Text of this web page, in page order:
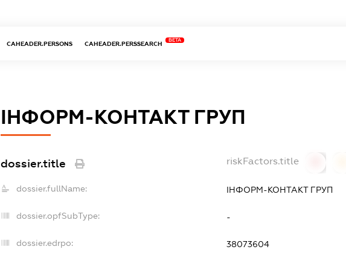
CAHEADER.PERSONS CAHEADER.PERSSEARCH
BETA
ІНФОРМ-КОНТАКТ ГРУП
dossier.title riskFactors.title
dossier.fullName: ІНФОРМ-КОНТАКТ ГРУП
dossier.opfSubType: -
dossier.edrpo: 38073604